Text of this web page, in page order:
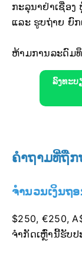
ກະລຸນາຢ່າເຊື່ອ
ແລະ ຮູບຖ່າຍ ຍົກ
ຫ້າມການລະດົມ
ລົງທະບ
ຄຳຖາມທີ່ຖືກ
ຈຳນວນເງິນຖ
$250, €250,
ຈຳກັດເຫຼົ່ານີ້ຮັບປ